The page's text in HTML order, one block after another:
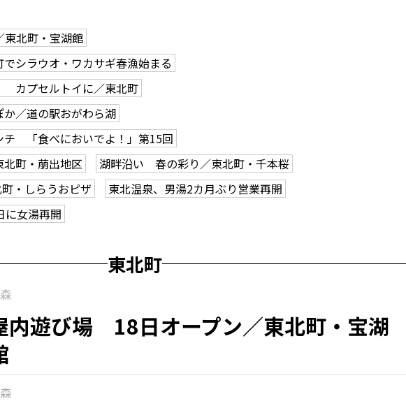
北町・宝湖館
シラウオ・ワカサギ春漁始まる
カプセルトイに／東北町
／道の駅おがわら湖
チ 「食べにおいでよ！」第15回
町・萠出地区
湖畔沿い 春の彩り／東北町・千本桜
・しらうおピザ
東北温泉、男湯2カ月ぶり営業再開
に女湯再開
東北町
内遊び場 18日オープン／東北町・宝湖